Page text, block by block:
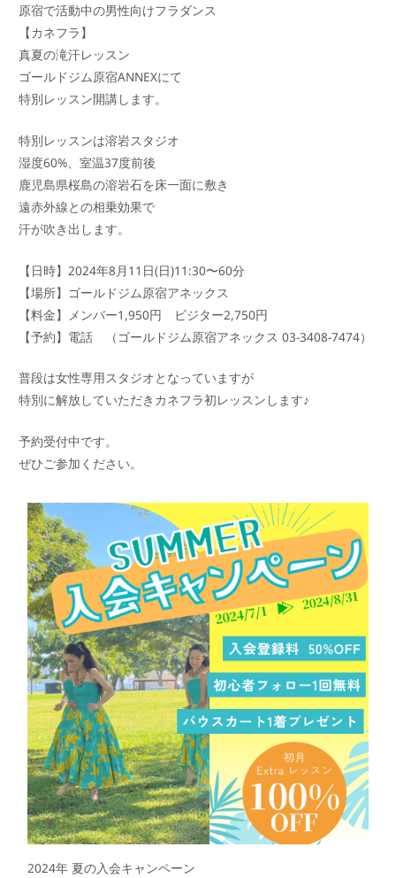
原宿で活動中の男性向けフラダンス
【カネフラ】
真夏の滝汗レッスン
ゴールドジム原宿ANNEXにて
特別レッスン開講します。
特別レッスンは溶岩スタジオ
湿度60%、室温37度前後
鹿児島県桜島の溶岩石を床一面に敷き
遠赤外線との相乗効果で
汗が吹き出します。
【日時】2024年8月11日(日)11:30〜60分
【場所】ゴールドジム原宿アネックス
【料金】メンバー1,950円 ビジター2,750円
【予約】電話 （ゴールドジム原宿アネックス 03-3408-7474）
普段は女性専用スタジオとなっていますが
特別に解放していただきカネフラ初レッスンします♪
予約受付中です。
ぜひご参加ください。
2024年 夏の入会キャンペーン